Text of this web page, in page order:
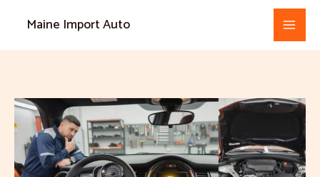
contenu
Maine Import Auto